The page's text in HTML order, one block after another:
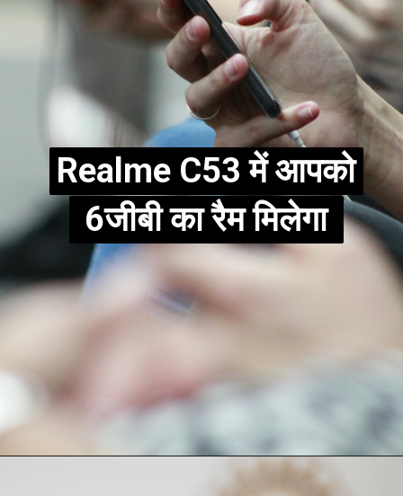
Realme C53 में आपको
6जीबी का रैम मिलेगा
Realme C53 में आपको
6जीबी का रैम मिलेगा